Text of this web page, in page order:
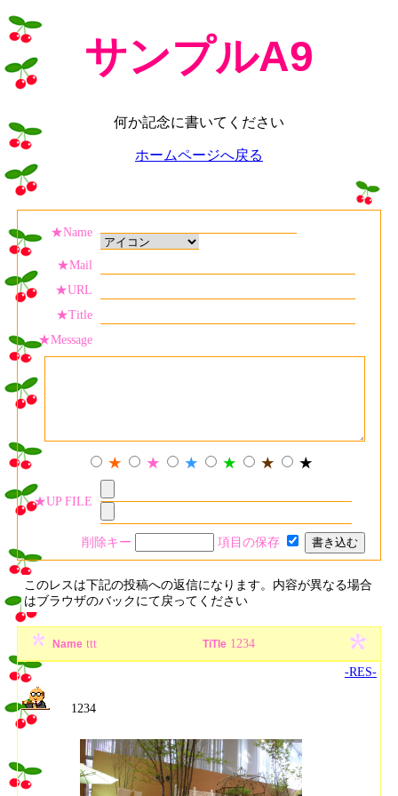
サンプルA9
何か記念に書いてください
ホームページへ戻る
★Name
★Mail
★URL
★Title
★Message
★ ★ ★ ★ ★ ★
★UP FILE
削除キー 項目の保存
このレスは下記の投稿への返信になります。内容が異なる場合
はブラウザのバックにて戻ってください
Name ttt TiTle 1234
-RES-
1234